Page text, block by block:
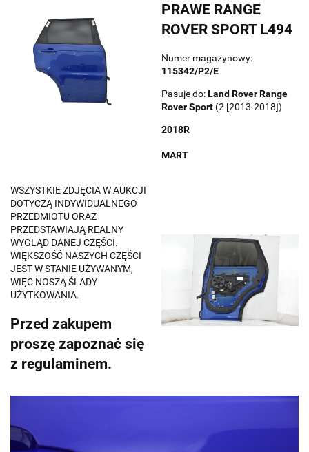
PRAWE RANGE
ROVER SPORT L494
Numer magazynowy:
115342/P2/E
Pasuje do:Land RoverRange
Rover Sport (2 [2013-2018])
2018R
MART
WSZYSTKIE ZDJĘCIA W AUKCJI
DOTYCZĄ INDYWIDUALNEGO
PRZEDMIOTU ORAZ
PRZEDSTAWIAJĄ REALNY
WYGLĄD DANEJ CZĘŚCI.
WIĘKSZOŚĆ NASZYCH CZĘŚCI
JEST W STANIE UŻYWANYM,
WIĘC NOSZĄ ŚLADY
UŻYTKOWANIA.
Przed zakupem
proszę zapoznać się
z regulaminem.